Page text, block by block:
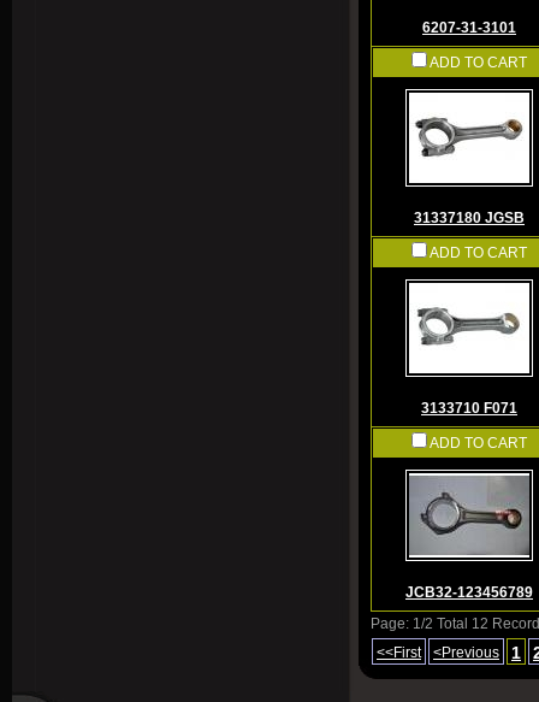
6207-31-3101
ADD TO CART
31337180 JGSB
ADD TO CART
3133710 F071
ADD TO CART
JCB32-123456789
Page: 1/2 Total 12
<<First
<Previous 1